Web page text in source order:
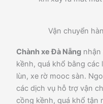
Vận chuyển
Chành xe Đà Nẵng nhận
kềnh, quá khổ bằng các
lùn, xe rờ mooc sàn.
các dịch vụ hỗ trợ vận
cồng kềnh, quá khổ tận